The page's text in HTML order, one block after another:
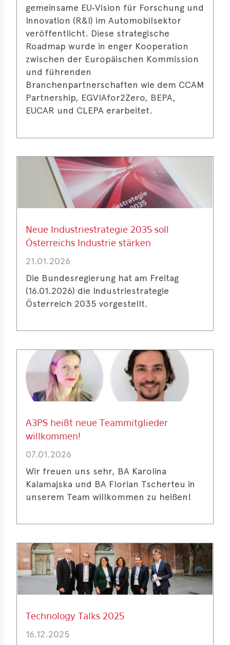
gemeinsame EU‑Vision für Forschung und
Innovation (R&I) im Automobilsektor
veröffentlicht. Diese strategische
Roadmap wurde in enger Kooperation
zwischen der Europäischen Kommission
und führenden
Branchenpartnerschaften wie dem CCAM
Partnership, EGVIAfor2Zero, BEPA,
EUCAR und CLEPA erarbeitet.
Neue Industriestrategie 2035 soll
Österreichs Industrie stärken
21.01.2026
Die Bundesregierung hat am Freitag
(16.01.2026) die Industriestrategie
Österreich 2035 vorgestellt.
A3PS heißt neue Teammitglieder
willkommen!
07.01.2026
Wir freuen uns sehr, BA Karolina
Kalamajska und BA Florian Tscherteu in
unserem Team willkommen zu heißen!
Technology Talks 2025
16.12.2025